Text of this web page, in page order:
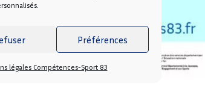
Préférences
légales Compétences-Sport 83